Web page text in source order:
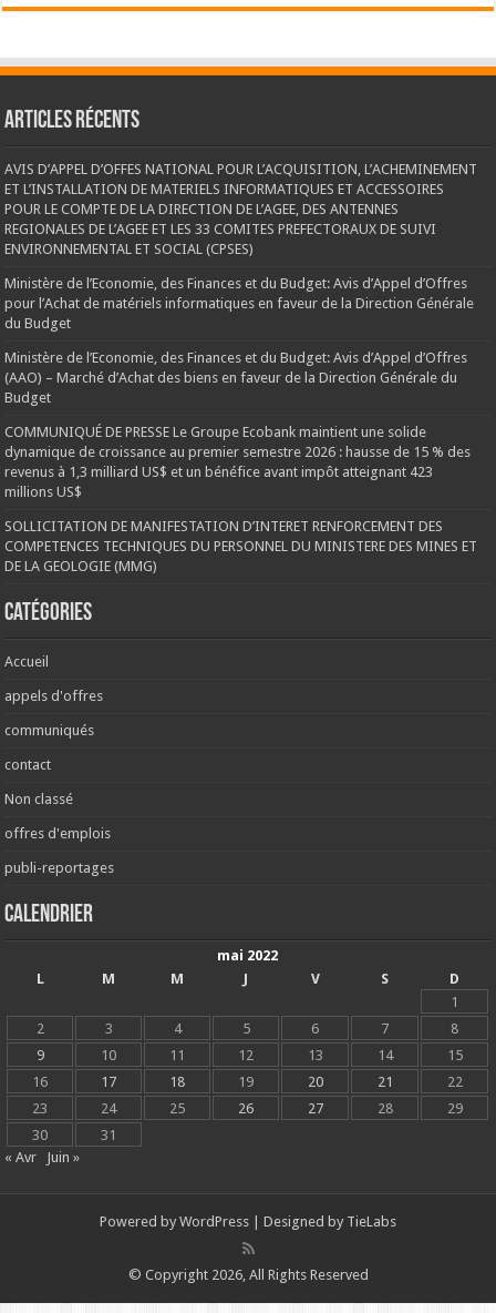
Articles récents
AVIS D’APPEL D’OFFES NATIONAL POUR L’ACQUISITION, L’ACHEMINEMENT
ET L’INSTALLATION DE MATERIELS INFORMATIQUES ET ACCESSOIRES
POUR LE COMPTE DE LA DIRECTION DE L’AGEE, DES ANTENNES
REGIONALES DE L’AGEE ET LES 33 COMITES PREFECTORAUX DE SUIVI
ENVIRONNEMENTAL ET SOCIAL (CPSES)
Ministère de l’Economie, des Finances et du Budget: Avis d’Appel d’Offres
pour l’Achat de matériels informatiques en faveur de la Direction Générale
du Budget
Ministère de l’Economie, des Finances et du Budget: Avis d’Appel d’Offres
(AAO) – Marché d’Achat des biens en faveur de la Direction Générale du
Budget
COMMUNIQUÉ DE PRESSE Le Groupe Ecobank maintient une solide
dynamique de croissance au premier semestre 2026 : hausse de 15 % des
revenus à 1,3 milliard US$ et un bénéfice avant impôt atteignant 423
millions US$
SOLLICITATION DE MANIFESTATION D’INTERET RENFORCEMENT DES
COMPETENCES TECHNIQUES DU PERSONNEL DU MINISTERE DES MINES ET
DE LA GEOLOGIE (MMG)
Catégories
Accueil
appels d'offres
communiqués
contact
Non classé
offres d'emplois
publi-reportages
Calendrier
mai 2022
L
M M J V S
D
1
2
3 4 5 6 7
8
9
10 11 12 13 14
15
16
17 18 19 20 21
22
23
24 25 26 27 28
29
30
31
« Avr
Juin »
Powered by WordPress | Designed by TieLabs
© Copyright 2026, All Rights Reserved